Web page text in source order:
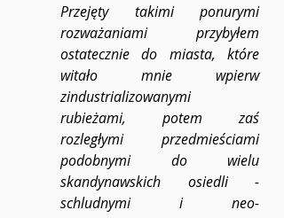
Przejęty takimi ponurymi
rozważaniami przybyłem
ostatecznie do miasta, które
witało mnie wpierw
zindustrializowanymi
rubieżami, potem zaś
rozległymi przedmieściami
podobnymi do wielu
skandynawskich osiedli -
schludnymi i neo-